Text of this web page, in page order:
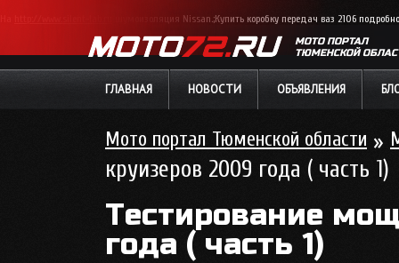
шумоизоляция Nissan.;Купить коробку передач ваз 2106
МОТО ПОРТАЛ
ТЮМЕНСКОЙ
ГЛАВНАЯ НОВОСТИ ОБЪЯВЛЕНИЯ
Мото портал Тюменской области »
круизеров 2009 года ( часть 1)
Тестирование
года ( часть 1)